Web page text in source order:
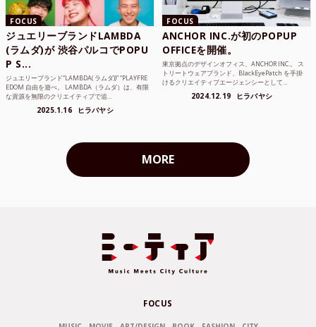
FOCUS
ジュエリーブランドLAMBDA
(ラムダ)が 渋谷パルコでPOPU
P S...
ジュエリーブランド“LAMBDA( ラムダ))” “PLAYFRE
EDOM 自由を遊べ。 LAMBDA（ラムダ）は、有限
な資源を無限のクリエイティブで追...
2025.1.16 ヒラバヤシ
FOCUS
ANCHOR INC.が初のPOPUP
OFFICEを開催。
東京拠点のデザインオフィス、ANCHOR INC.。 ス
トリートウェアブランド、BlackEyePatch を手掛
けるクリエイティブエージェンシーとして...
2024.12.19 ヒラバヤシ
MORE
FOCUS